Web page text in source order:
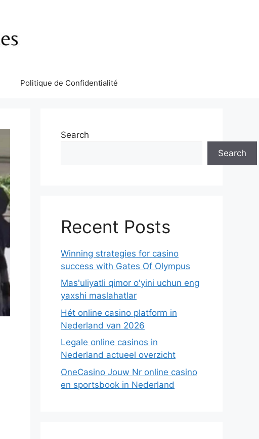
Politique de Confidentialité
Search
Search
Recent Posts
Winning strategies for casino
success with Gates Of Olympus
Mas'uliyatli qimor o'yini uchun eng
yaxshi maslahatlar
Hét online casino platform in
Nederland van 2026
Legale online casinos in
Nederland actueel overzicht
OneCasino Jouw Nr online casino
en sportsbook in Nederland